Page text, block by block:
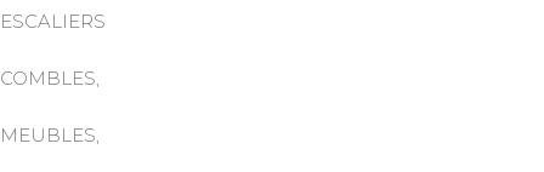
ESCALIERS
COMBLES,
MEUBLES,